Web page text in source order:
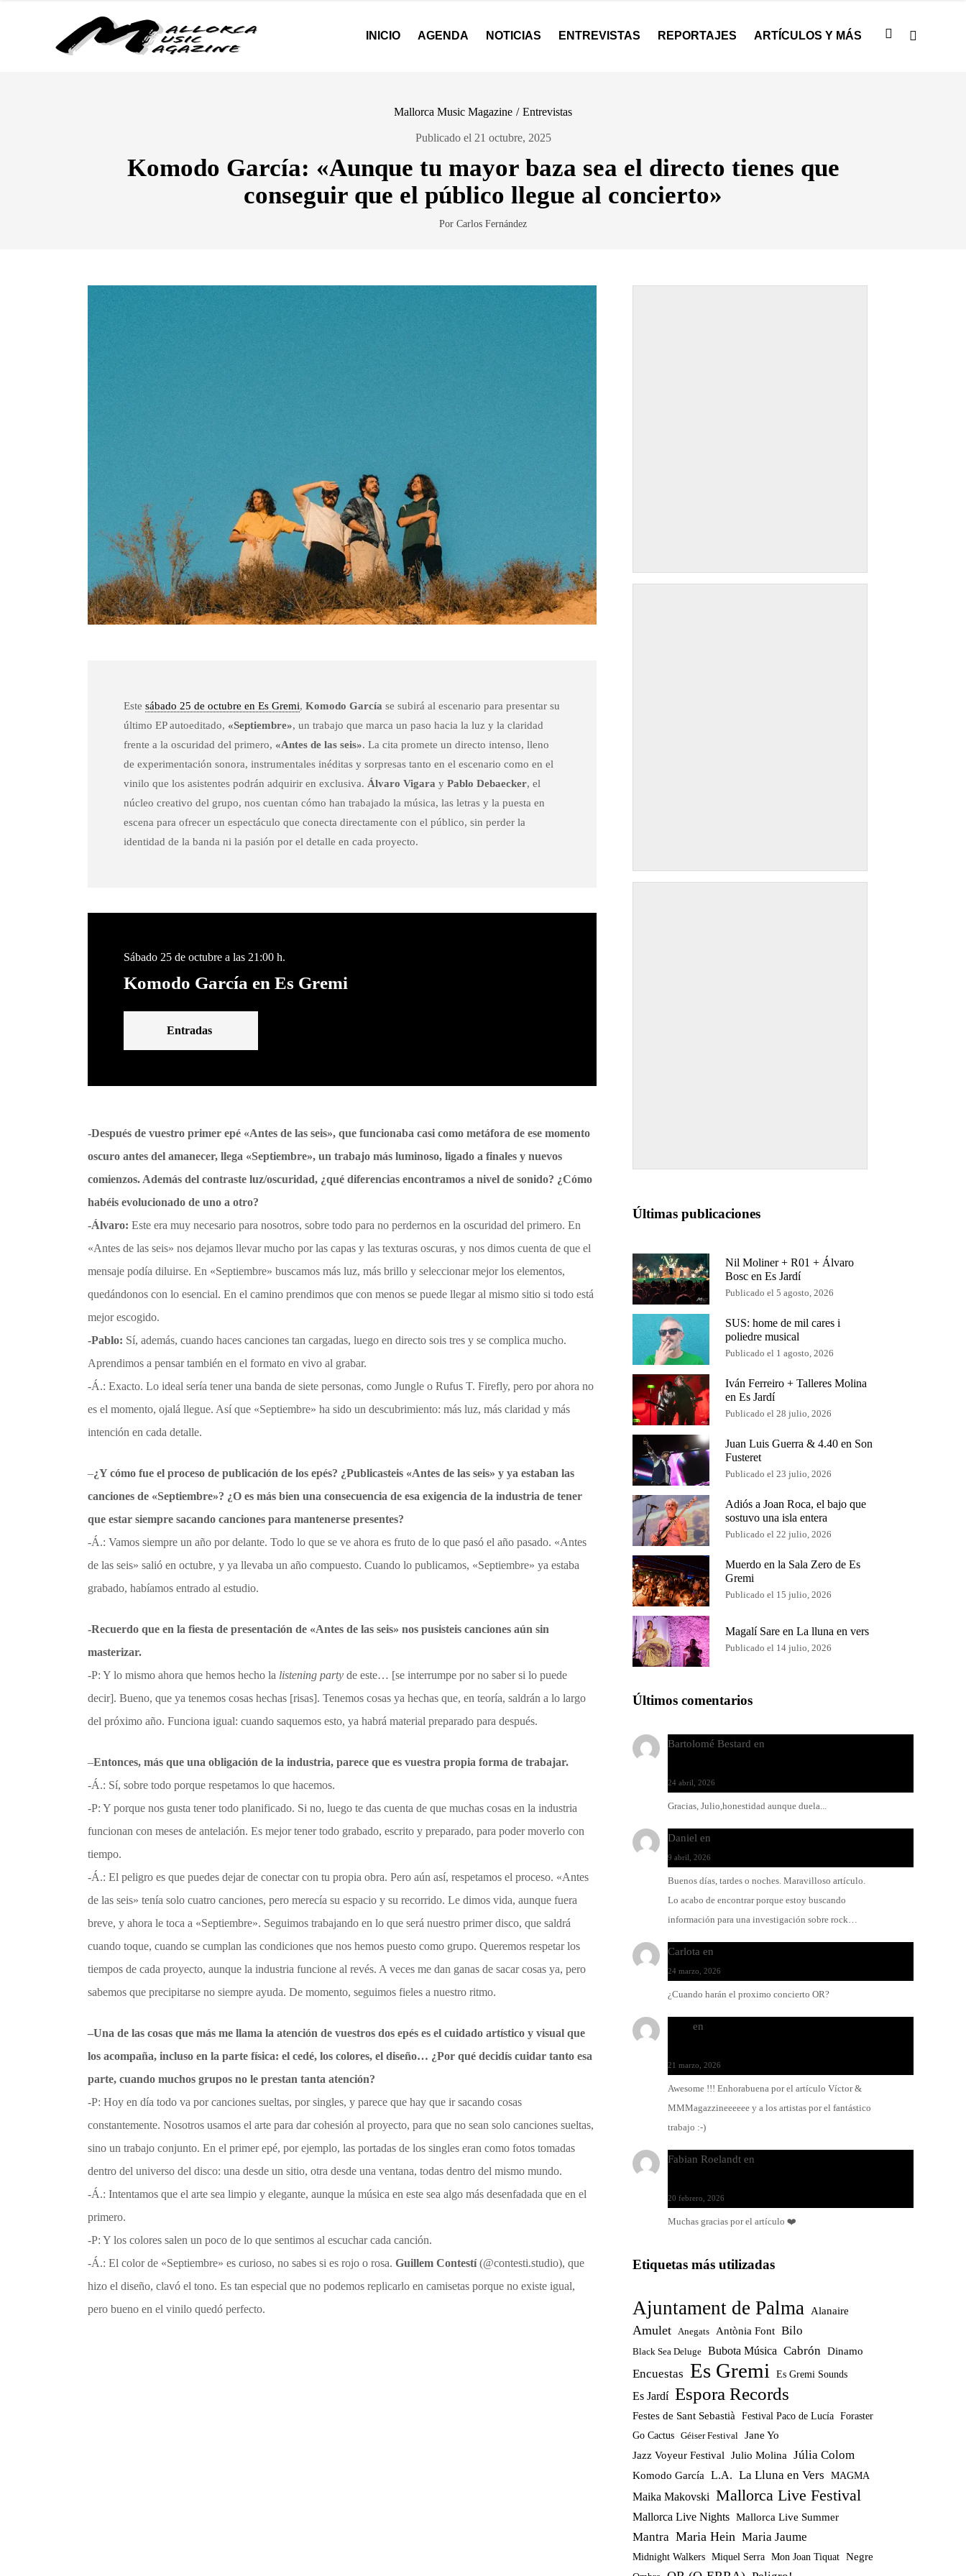
INICIO AGENDA NOTICIAS ENTREVISTAS REPORTAJES ARTÍCULOS Y MÁS
Mallorca Music Magazine / Entrevistas
Publicado el 21 octubre, 2025
Komodo García: «Aunque tu mayor baza sea el directo tienes que
conseguir que el público llegue al concierto»
Por Carlos Fernández
Este sábado 25 de octubre en Es Gremi, Komodo García se subirá al escenario para presentar su
último EP autoeditado, «Septiembre», un trabajo que marca un paso hacia la luz y la claridad
frente a la oscuridad del primero, «Antes de las seis». La cita promete un directo intenso, lleno
de experimentación sonora, instrumentales inéditas y sorpresas tanto en el escenario como en el
vinilo que los asistentes podrán adquirir en exclusiva. Álvaro Vigara y Pablo Debaecker, el
núcleo creativo del grupo, nos cuentan cómo han trabajado la música, las letras y la puesta en
escena para ofrecer un espectáculo que conecta directamente con el público, sin perder la
identidad de la banda ni la pasión por el detalle en cada proyecto.
Sábado 25 de octubre a las 21:00 h.
Komodo García en Es Gremi
Entradas
-Después de vuestro primer epé «Antes de las seis», que funcionaba casi como metáfora de ese momento
oscuro antes del amanecer, llega «Septiembre», un trabajo más luminoso, ligado a finales y nuevos
comienzos. Además del contraste luz/oscuridad, ¿qué diferencias encontramos a nivel de sonido? ¿Cómo
habéis evolucionado de uno a otro?
-Álvaro: Este era muy necesario para nosotros, sobre todo para no perdernos en la oscuridad del primero. En
«Antes de las seis» nos dejamos llevar mucho por las capas y las texturas oscuras, y nos dimos cuenta de que el
mensaje podía diluirse. En «Septiembre» buscamos más luz, más brillo y seleccionar mejor los elementos,
quedándonos con lo esencial. En el camino prendimos que con menos se puede llegar al mismo sitio si todo está
mejor escogido.
-Pablo: Sí, además, cuando haces canciones tan cargadas, luego en directo sois tres y se complica mucho.
Aprendimos a pensar también en el formato en vivo al grabar.
-Á.: Exacto. Lo ideal sería tener una banda de siete personas, como Jungle o Rufus T. Firefly, pero por ahora no
es el momento, ojalá llegue. Así que «Septiembre» ha sido un descubrimiento: más luz, más claridad y más
intención en cada detalle.
–¿Y cómo fue el proceso de publicación de los epés? ¿Publicasteis «Antes de las seis» y ya estaban las
canciones de «Septiembre»? ¿O es más bien una consecuencia de esa exigencia de la industria de tener
que estar siempre sacando canciones para mantenerse presentes?
-Á.: Vamos siempre un año por delante. Todo lo que se ve ahora es fruto de lo que pasó el año pasado. «Antes
de las seis» salió en octubre, y ya llevaba un año compuesto. Cuando lo publicamos, «Septiembre» ya estaba
grabado, habíamos entrado al estudio.
-Recuerdo que en la fiesta de presentación de «Antes de las seis» nos pusisteis canciones aún sin
masterizar.
-P: Y lo mismo ahora que hemos hecho la listening party de este… [se interrumpe por no saber si lo puede
decir]. Bueno, que ya tenemos cosas hechas [risas]. Tenemos cosas ya hechas que, en teoría, saldrán a lo largo
del próximo año. Funciona igual: cuando saquemos esto, ya habrá material preparado para después.
–Entonces, más que una obligación de la industria, parece que es vuestra propia forma de trabajar.
-Á.: Sí, sobre todo porque respetamos lo que hacemos.
-P: Y porque nos gusta tener todo planificado. Si no, luego te das cuenta de que muchas cosas en la industria
funcionan con meses de antelación. Es mejor tener todo grabado, escrito y preparado, para poder moverlo con
tiempo.
-Á.: El peligro es que puedes dejar de conectar con tu propia obra. Pero aún así, respetamos el proceso. «Antes
de las seis» tenía solo cuatro canciones, pero merecía su espacio y su recorrido. Le dimos vida, aunque fuera
breve, y ahora le toca a «Septiembre». Seguimos trabajando en lo que será nuestro primer disco, que saldrá
cuando toque, cuando se cumplan las condiciones que nos hemos puesto como grupo. Queremos respetar los
tiempos de cada proyecto, aunque la industria funcione al revés. A veces me dan ganas de sacar cosas ya, pero
sabemos que precipitarse no siempre ayuda. De momento, seguimos fieles a nuestro ritmo.
–Una de las cosas que más me llama la atención de vuestros dos epés es el cuidado artístico y visual que
los acompaña, incluso en la parte física: el cedé, los colores, el diseño… ¿Por qué decidís cuidar tanto esa
parte, cuando muchos grupos no le prestan tanta atención?
-P: Hoy en día todo va por canciones sueltas, por singles, y parece que hay que ir sacando cosas
constantemente. Nosotros usamos el arte para dar cohesión al proyecto, para que no sean solo canciones sueltas,
sino un trabajo conjunto. En el primer epé, por ejemplo, las portadas de los singles eran como fotos tomadas
dentro del universo del disco: una desde un sitio, otra desde una ventana, todas dentro del mismo mundo.
-Á.: Intentamos que el arte sea limpio y elegante, aunque la música en este sea algo más desenfadada que en el
primero.
-P: Y los colores salen un poco de lo que sentimos al escuchar cada canción.
-Á.: El color de «Septiembre» es curioso, no sabes si es rojo o rosa. Guillem Contestí(@contesti.studio), que
hizo el diseño, clavó el tono. Es tan especial que no podemos replicarlo en camisetas porque no existe igual,
pero bueno en el vinilo quedó perfecto.
Últimas publicaciones
Nil Moliner + R01 + Álvaro
Bosc en Es Jardí
Publicado el 5 agosto, 2026
SUS: home de mil cares i
poliedre musical
Publicado el 1 agosto, 2026
Iván Ferreiro + Talleres Molina
en Es Jardí
Publicado el 28 julio, 2026
Juan Luis Guerra & 4.40 en Son
Fusteret
Publicado el 23 julio, 2026
Adiós a Joan Roca, el bajo que
sostuvo una isla entera
Publicado el 22 julio, 2026
Muerdo en la Sala Zero de Es
Gremi
Publicado el 15 julio, 2026
Magalí Sare en La lluna en vers
Publicado el 14 julio, 2026
Últimos comentarios
Bartolomé Bestard en
24 abril, 2026
Gracias, Julio,honestidad aunque duela...
Daniel en
9 abril, 2026
Buenos días, tardes o noches. Maravilloso artículo.
Lo acabo de encontrar porque estoy buscando
información para una investigación sobre rock…
Carlota en
24 marzo, 2026
¿Cuando harán el proximo concierto OR?
en
21 marzo, 2026
Awesome !!! Enhorabuena por el artículo Víctor &
MMMagazzineeeeee y a los artistas por el fantástico
trabajo :-)
Fabian Roelandt en
20 febrero, 2026
Muchas gracias por el artículo ❤️
Etiquetas más utilizadas
Ajuntament de Palma Alanaire
Amulet Anegats Antònia Font Bilo
Black Sea Deluge Bubota Música Cabrón Dinamo
Encuestas Es Gremi Es Gremi Sounds
Es Jardí Espora Records
Festes de Sant Sebastià Festival Paco de Lucía Foraster
Go Cactus Géiser Festival Jane Yo
Jazz Voyeur Festival Julio Molina Júlia Colom
Komodo García L.A. La Lluna en Vers MAGMA
Maika Makovski Mallorca Live Festival
Mallorca Live Nights Mallorca Live Summer
Mantra Maria Hein Maria Jaume
Midnight Walkers Miquel Serra Mon Joan Tiquat Negre